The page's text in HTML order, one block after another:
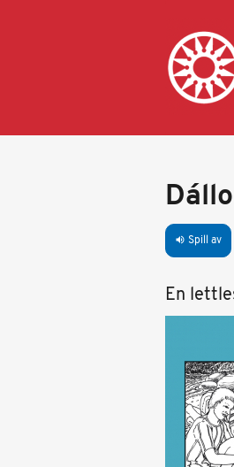
volume_up Spill av
En